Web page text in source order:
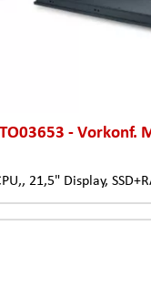
- Vorkonf.
21,5" Display,